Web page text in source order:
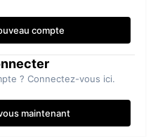
compte
? Connectez-vous ici.
maintenant